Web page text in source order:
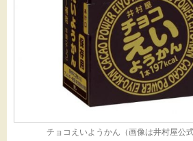
チョコえいようかん（画像は井村屋公